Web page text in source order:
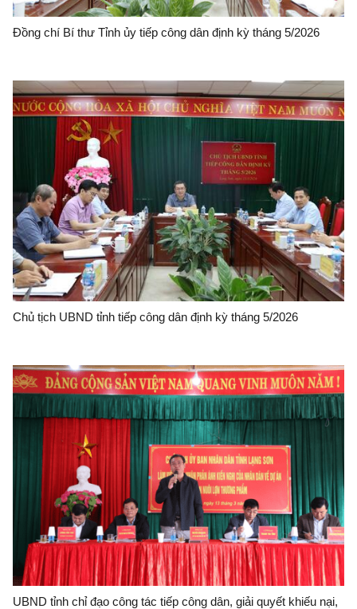
Đồng chí Bí thư Tỉnh ủy tiếp công dân định kỳ tháng 5/2026
Chủ tịch UBND tỉnh tiếp công dân định kỳ tháng 5/2026
UBND tỉnh chỉ đạo công tác tiếp công dân, giải quyết khiếu nại,